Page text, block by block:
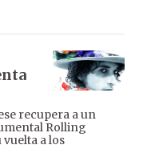
recupera a un
Rolling
vuelta a los